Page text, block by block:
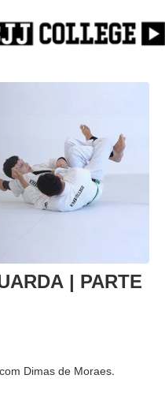
| PARTE
com Dimas de Moraes.